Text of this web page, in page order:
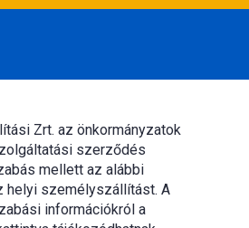
Zrt. az önkormányzatok
szerződés
mellett az alábbi
helyi személyszállítást. A
információkról a